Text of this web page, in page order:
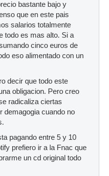
bastante bajo y
que en este pais
salarios totalmente
todo es mas alto. Si a
cinco euros de
eso alimentado con un
decir que todo este
obligacion. Pero creo
radicaliza ciertas
demagogia cuando no
pagando entre 5 y 10
prefiero ir a la Fnac que
un cd original todo